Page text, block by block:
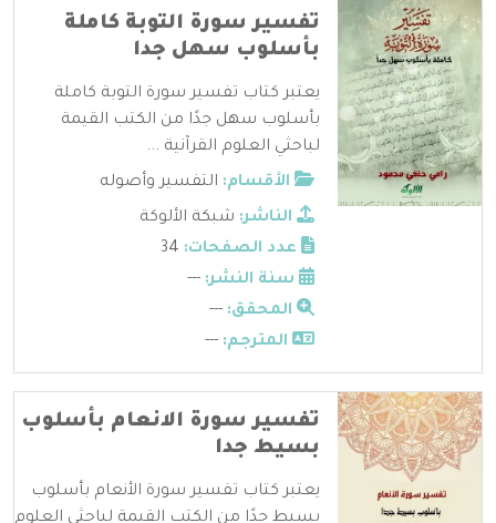
تفسير سورة التوبة كاملة
بأسلوب سهل جدا
يعتبر كتاب تفسير سورة التوبة كاملة
بأسلوب سهل جدًا من الكتب القيمة
لباحثي العلوم القرآنية ...
الأقسام: التفسير وأصوله
الناشر: شبكة الألوكة
عدد الصفحات:
سنة النشر: ---
المحقق: ---
المترجم: ---
تفسير سورة الانعام بأسلوب
بسيط جدا
يعتبر كتاب تفسير سورة الأنعام بأسلوب
بسيط جدًا من الكتب القيمة لباحثي العلوم